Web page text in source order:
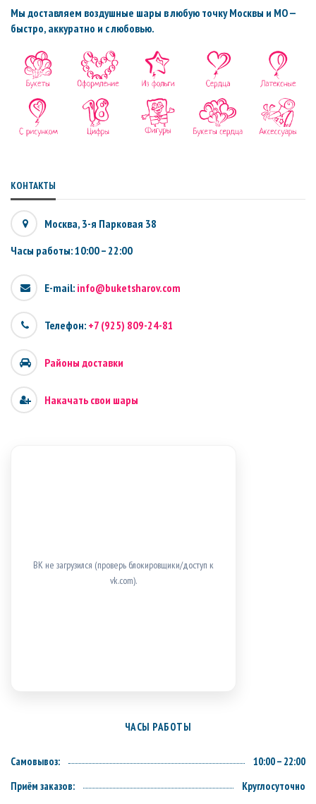
Мы доставляем воздушные шары в любую точку Москвы и МО —
быстро, аккуратно и с любовью.
КОНТАКТЫ
Москва, 3-я Парковая 38
Часы работы: 10:00 – 22:00
E-mail: info@buketsharov.com
Телефон: +7 (925) 809-24-81
Районы доставки
Накачать свои шары
ВК не загрузился (проверь блокировщики/доступ к
vk.com).
ЧАСЫ РАБОТЫ
Самовывоз:
10:00 – 22:00
Приём заказов:
Круглосуточно